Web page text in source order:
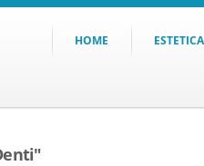
HOME